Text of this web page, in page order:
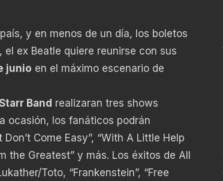
y en menos de un día, los boletos
ex Beatle quiere reunirse con sus
junio en el máximo escenario de
Band realizaran tres shows
ocasión, los fanáticos podrán
Come Easy”, “With A Little Help
the Greatest” y más. Los éxitos de All
Toto, “Frankenstein”, “Free